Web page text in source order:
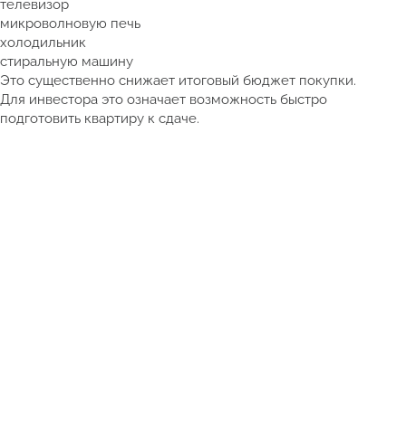
телевизор
микроволновую печь
холодильник
стиральную машину
Это существенно снижает итоговый бюджет покупки.
Для инвестора это означает возможность быстро
подготовить квартиру к сдаче.